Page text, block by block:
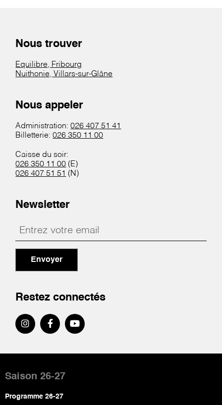
Nous trouver
Equilibre, Fribourg
Nuithonie, Villars-sur-Glâne
Nous appeler
Administration:026 407 51 41
Billetterie:026 350 11 00
Caisse du soir:
026 350 11 00 (E)
026 407 51 51 (N)
Newsletter
Envoyer
Restez connectés
de
page
Saison 26-27
Programme 26-27